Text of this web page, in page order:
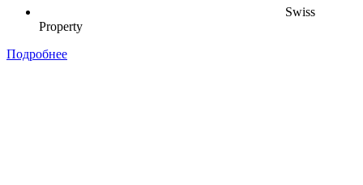
Swiss
Property
Подробнее